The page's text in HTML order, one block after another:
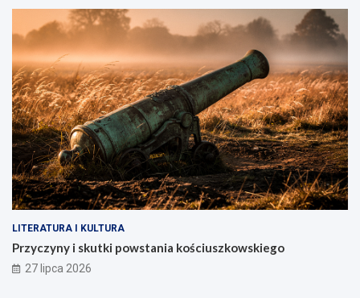
LITERATURA I KULTURA
Przyczyny i skutki powstania kościuszkowskiego
27 lipca 2026